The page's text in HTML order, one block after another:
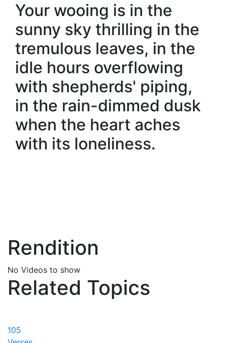
Your wooing is in the
sunny sky thrilling in the
tremulous leaves, in the
idle hours overflowing
with shepherds' piping,
in the rain-dimmed dusk
when the heart aches
with its loneliness.
Rendition
No Videos to show
Related Topics
105